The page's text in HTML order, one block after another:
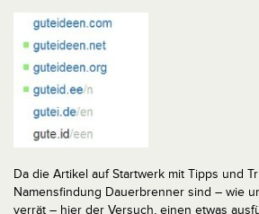
Da die Artikel auf Startwerk mit Tipps und
Namensfindung Dauerbrenner sind – wie
verrät – hier der Versuch, einen etwas